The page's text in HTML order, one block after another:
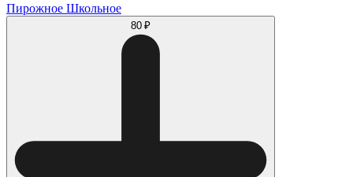
Пирожное Школьное
80 ₽